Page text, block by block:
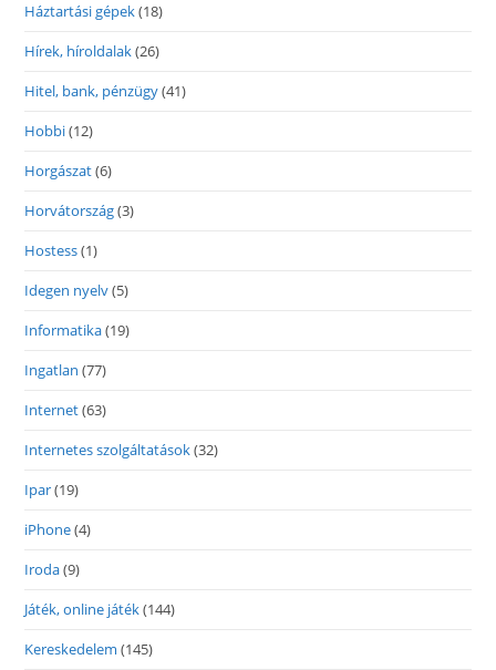
Háztartási gépek(18)
Hírek, híroldalak(26)
Hitel, bank, pénzügy(41)
Hobbi(12)
Horgászat(6)
Horvátország(3)
Hostess(1)
Idegen nyelv(5)
Informatika(19)
Ingatlan (77)
Internet(63)
Internetes szolgáltatások(32)
Ipar(19)
iPhone(4)
Iroda(9)
Játék, online játék(144)
Kereskedelem (145)